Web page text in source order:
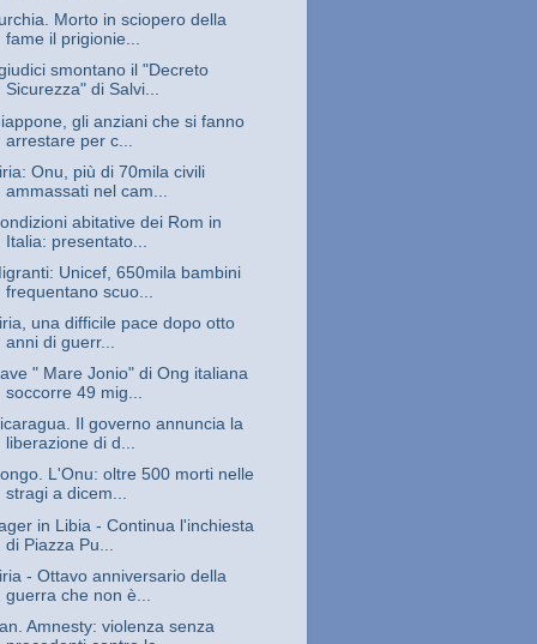
Morto in sciopero della
fame il prigionie...
giudici smontano il "Decreto
Sicurezza" di Salvi...
gli anziani che si fanno
arrestare per c...
Onu, più di 70mila civili
ammassati nel cam...
abitative dei Rom in
Italia: presentato...
Unicef, 650mila bambini
frequentano scuo...
una difficile pace dopo otto
anni di guerr...
" Mare Jonio" di Ong italiana
soccorre 49 mig...
Il governo annuncia la
liberazione di d...
L'Onu: oltre 500 morti nelle
stragi a dicem...
in Libia - Continua l'inchiesta
di Piazza Pu...
- Ottavo anniversario della
guerra che non è...
Amnesty: violenza senza